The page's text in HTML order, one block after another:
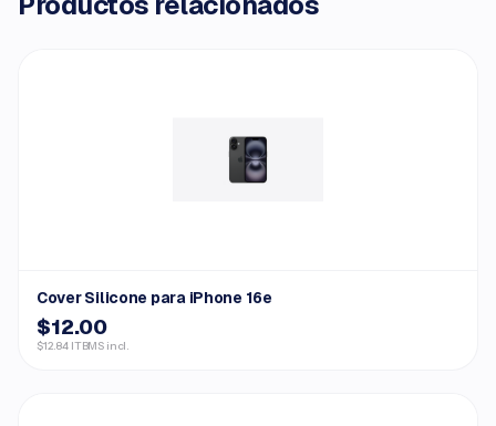
Cover Silicone para iPhone 16e
$12.00
$12.84 ITBMS incl.